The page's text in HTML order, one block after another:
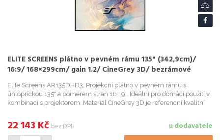
ELITE SCREENS plátno v pevném rámu 135" (342,9cm)/
16:9/ 168×299cm/ gain 1.2/ CineGrey 3D/ bezrámové
Elite Screens AR135DHD3; Projekcní plátno v pevném rámu s
úhlopríckou 135" a pomerem stran 16 : 9 . Ideální pro domácí použití v
kombinaci s projektorem. Materiál CineGrey 3D je referencní kvalitní
u dodavatele
22 143 Kč bez DPH